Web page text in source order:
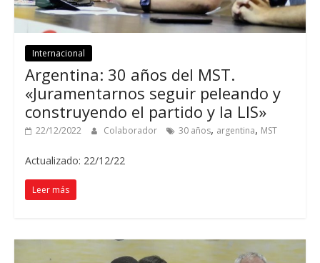
Internacional
Argentina: 30 años del MST.
«Juramentarnos seguir peleando y
construyendo el partido y la LIS»
22/12/2022 Colaborador 30 años, argentina, MST
Actualizado: 22/12/22
Leer más